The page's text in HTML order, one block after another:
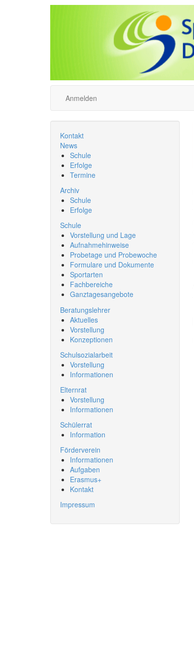
Anmelden
Kontakt
News
Schule
Erfolge
Termine
Archiv
Schule
Erfolge
Schule
Vorstellung und Lage
Aufnahmehinweise
Probetage und Probewoche
Formulare und Dokumente
Sportarten
Fachbereiche
Ganztagesangebote
Beratungslehrer
Aktuelles
Vorstellung
Konzeptionen
Schulsozialarbeit
Vorstellung
Informationen
Elternrat
Vorstellung
Informationen
Schülerrat
Information
Förderverein
Informationen
Aufgaben
Erasmus+
Kontakt
Impressum